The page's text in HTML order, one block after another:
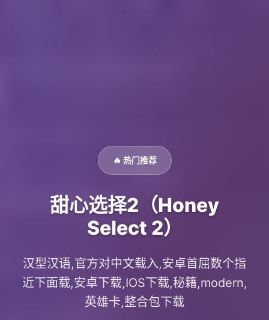
🔥 热门推荐
甜心选择2（Honey
Select 2）
汉型汉语,官方对中文载入,安卓首屈数个指
近下面载,安卓下载,IOS下载,秘籍,modern,
英雄卡,整合包下载